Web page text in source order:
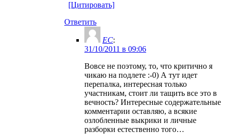
[Цитировать]
Ответить
ЕС:
31/10/2011 в 09:06
Вовсе не поэтому, то, что критично я
чикаю на подлете :-0) А тут идет
перепалка, интересная только
участникам, стоит ли тащить все это в
вечность? Интересные содержательные
комментарии оставляю, а всякие
озлобленные выкрики и личные
разборки естественно того…